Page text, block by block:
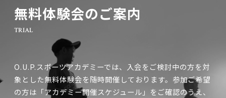
無料体験会のご案内
TRIAL
O.U.P.スポーツアカデミーでは、入会をご検討中の方を対
象とした無料体験会を随時開催しております。参加ご希望
の方は「アカデミー開催スケジュール」をご確認のうえ、